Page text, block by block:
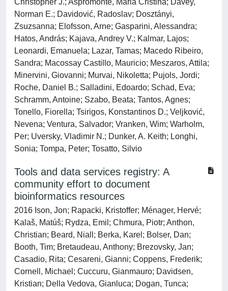
Christopher J.; Aspromonte, Maria Cristina; Davey,
Norman E.; Davidović, Radoslav; Dosztányi,
Zsuzsanna; Elofsson, Arne; Gasparini, Alessandra;
Hatos, András; Kajava, Andrey V.; Kalmar, Lajos;
Leonardi, Emanuela; Lazar, Tamas; Macedo Ribeiro,
Sandra; Macossay Castillo, Mauricio; Meszaros, Attila;
Minervini, Giovanni; Murvai, Nikoletta; Pujols, Jordi;
Roche, Daniel B.; Salladini, Edoardo; Schad, Eva;
Schramm, Antoine; Szabo, Beata; Tantos, Agnes;
Tonello, Fiorella; Tsirigos, Konstantinos D.; Veljković,
Nevena; Ventura, Salvador; Vranken, Wim; Warholm,
Per; Uversky, Vladimir N.; Dunker, A. Keith; Longhi,
Sonia; Tompa, Peter; Tosatto, Silvio
Tools and data services registry: A
community effort to document
bioinformatics resources
2016 Ison, Jon; Rapacki, Kristoffer; Ménager, Hervé;
Kalaš, Matúš; Rydza, Emil; Chmura, Piotr; Anthon,
Christian; Beard, Niall; Berka, Karel; Bolser, Dan;
Booth, Tim; Bretaudeau, Anthony; Brezovsky, Jan;
Casadio, Rita; Cesareni, Gianni; Coppens, Frederik;
Cornell, Michael; Cuccuru, Gianmauro; Davidsen,
Kristian; Della Vedova, Gianluca; Dogan, Tunca;